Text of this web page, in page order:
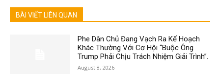
BÀI VIẾT LIÊN QUAN
Phe Dân Chủ Đang Vạch Ra Kế Hoạch
Khác Thường Với Cơ Hội “Buộc Ông
Trump Phải Chịu Trách Nhiệm Giải Trình”.
August 8, 2026